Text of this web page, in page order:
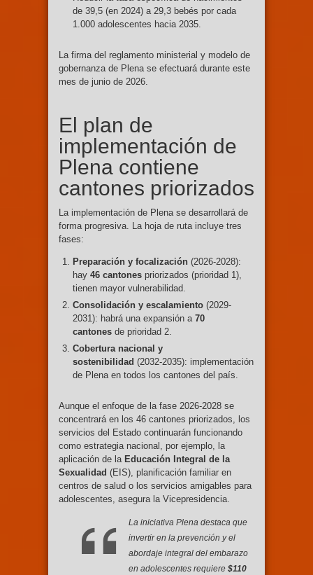
de 39,5 (en 2024) a 29,3 bebés por cada
1.000 adolescentes hacia 2035.
La firma del reglamento ministerial y modelo de
gobernanza de Plena se efectuará durante este
mes de junio de 2026.
El plan de
implementación de
Plena contiene
cantones priorizados
La implementación de Plena se desarrollará de
forma progresiva. La hoja de ruta incluye tres
fases:
Preparación y focalización (2026-2028):
hay 46 cantones priorizados (prioridad 1),
tienen mayor vulnerabilidad.
Consolidación y escalamiento (2029-
2031): habrá una expansión a 70
cantones de prioridad 2.
Cobertura nacional y
sostenibilidad (2032-2035): implementación
de Plena en todos los cantones del país.
Aunque el enfoque de la fase 2026-2028 se
concentrará en los 46 cantones priorizados, los
servicios del Estado continuarán funcionando
como estrategia nacional, por ejemplo, la
aplicación de la Educación Integral de la
Sexualidad (EIS), planificación familiar en
centros de salud o los servicios amigables para
adolescentes, asegura la Vicepresidencia.
La iniciativa Plena destaca que
invertir en la prevención y el
abordaje integral del embarazo
en adolescentes requiere $110